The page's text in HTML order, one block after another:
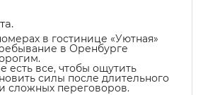
в гостинице «Уютная»
в Оренбурге
есть все, чтобы ощутить
силы после длительного
сложных переговоров.